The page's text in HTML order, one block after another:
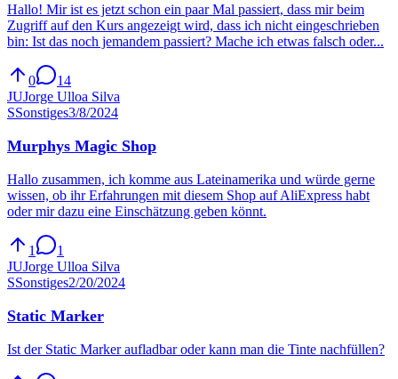
Hallo! Mir ist es jetzt schon ein paar Mal passiert, dass mir beim
Zugriff auf den Kurs angezeigt wird, dass ich nicht eingeschrieben
bin: Ist das noch jemandem passiert? Mache ich etwas falsch oder...
0
14
JUJorge Ulloa Silva
SSonstiges3/8/2024
Murphys Magic Shop
Hallo zusammen, ich komme aus Lateinamerika und würde gerne
wissen, ob ihr Erfahrungen mit diesem Shop auf AliExpress habt
oder mir dazu eine Einschätzung geben könnt.
1
1
JUJorge Ulloa Silva
SSonstiges2/20/2024
Static Marker
Ist der Static Marker aufladbar oder kann man die Tinte nachfüllen?